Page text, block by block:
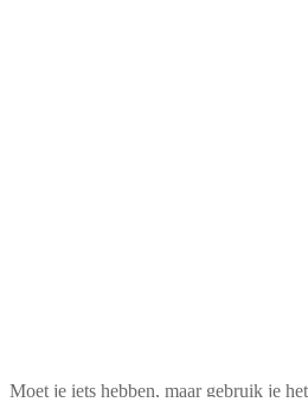
Moet je iets hebben, maar gebruik je